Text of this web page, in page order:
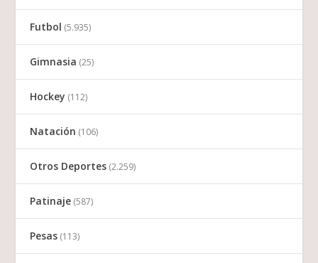
Futbol (5.935)
Gimnasia (25)
Hockey (112)
Natación (106)
Otros Deportes (2.259)
Patinaje (587)
Pesas (113)